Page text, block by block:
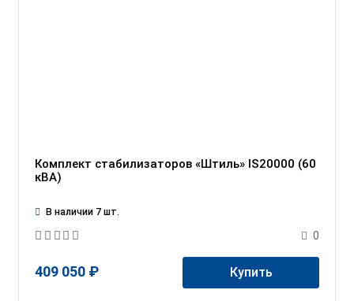
Комплект стабилизаторов «Штиль» IS20000 (60
кВА)
В наличии 7 шт.
0
409 050 ₽ Купить